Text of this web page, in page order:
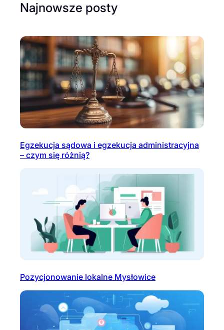
Najnowsze posty
Egzekucja sądowa i egzekucja administracyjna
– czym się różnią?
Pozycjonowanie lokalne Mysłowice